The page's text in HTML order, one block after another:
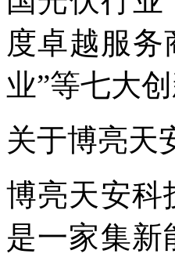
度卓越服务
业”等七大创
关于博亮天
博亮天安科
是一家集新